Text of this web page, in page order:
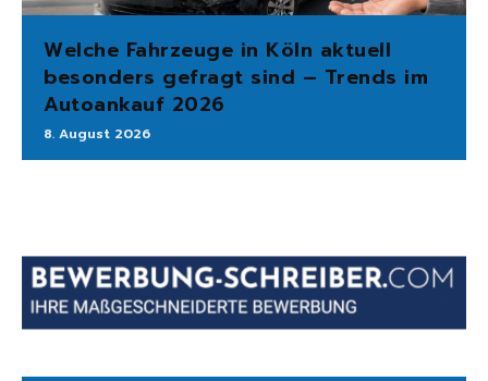
Welche Fahrzeuge in Köln aktuell
besonders gefragt sind – Trends im
Autoankauf 2026
8. August 2026